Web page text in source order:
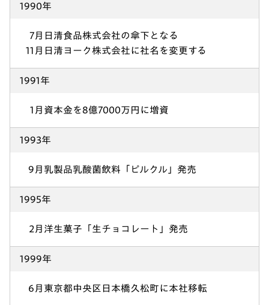
1990年
7月 日清食品株式会社の傘下となる
11月 日清ヨーク株式会社に社名を変更する
1991年
1月 資本金を8億7000万円に増資
1993年
9月 乳製品乳酸菌飲料「ピルクル」発売
1995年
2月 洋生菓子「生チョコレート」発売
1999年
6月 東京都中央区日本橋久松町に本社移転